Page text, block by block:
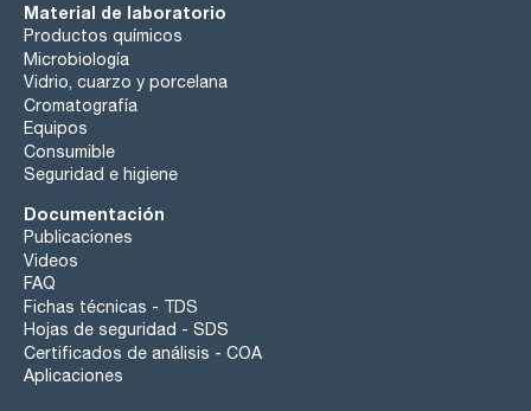
Material de laboratorio
Productos químicos
Microbiología
Vidrio, cuarzo y porcelana
Cromatografía
Equipos
Consumible
Seguridad e higiene
Documentación
Publicaciones
Videos
FAQ
Fichas técnicas - TDS
Hojas de seguridad - SDS
Certificados de análisis - COA
Aplicaciones